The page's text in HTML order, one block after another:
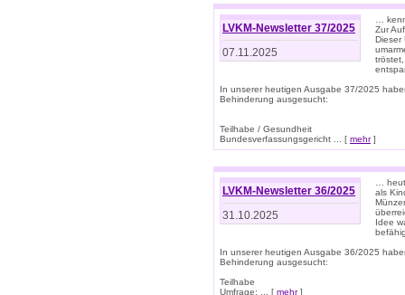
LVKM-Newsletter 37/2025
07.11.2025
…
Zur
Dieser
In unserer heutigen Ausgabe 37/2025
Behinderung ausgesucht:
Teilhabe / Gesundheit
Bundesverfassungsgericht ... [ mehr]
LVKM-Newsletter 36/2025
31.10.2025
…
als
Idee
In unserer heutigen Ausgabe 36/2025
Behinderung ausgesucht:
Teilhabe
Umfrage: ... [ mehr]